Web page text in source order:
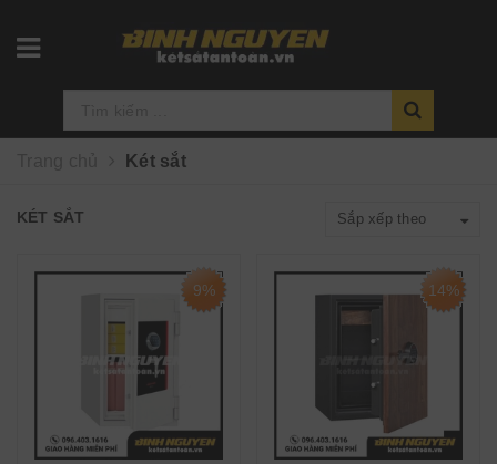
Két sắt
KÉT SẮT Sắp xếp theo
9% 14%